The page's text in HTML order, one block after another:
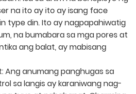
na ito ay ito ay isang face
type din. Ito ay nagpapahiwatig
na bumabara sa mga pores at
ang balat, ay mabisang
Ang anumang panghugas sa
sa langis ay karaniwang nag-